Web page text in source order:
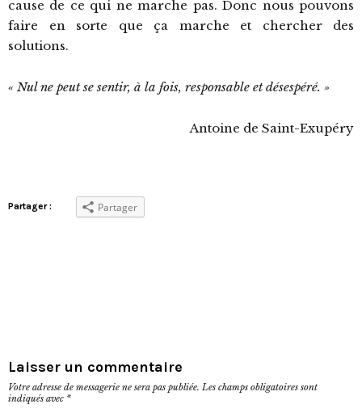
cause de ce qui ne marche pas. Donc nous pouvons
faire en sorte que ça marche et chercher des
solutions.
« Nul ne peut se sentir, à la fois, responsable et désespéré. »
Antoine de Saint-Exupéry
Partager : Partager
Laisser un commentaire
Votre adresse de messagerie ne sera pas publiée. Les champs obligatoires sont
indiqués avec *